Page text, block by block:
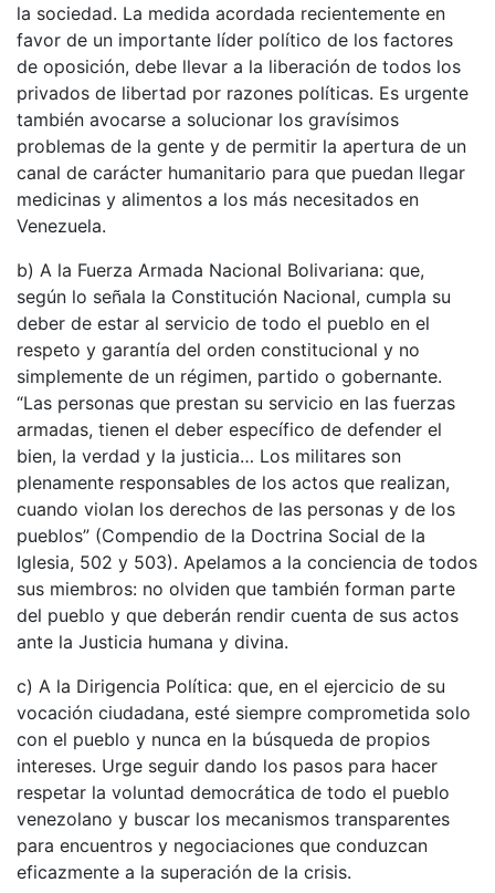
la sociedad. La medida acordada recientemente en
favor de un importante líder político de los factores
de oposición, debe llevar a la liberación de todos los
privados de libertad por razones políticas. Es urgente
también avocarse a solucionar los gravísimos
problemas de la gente y de permitir la apertura de un
canal de carácter humanitario para que puedan llegar
medicinas y alimentos a los más necesitados en
Venezuela.
b) A la Fuerza Armada Nacional Bolivariana: que,
según lo señala la Constitución Nacional, cumpla su
deber de estar al servicio de todo el pueblo en el
respeto y garantía del orden constitucional y no
simplemente de un régimen, partido o gobernante.
“Las personas que prestan su servicio en las fuerzas
armadas, tienen el deber específico de defender el
bien, la verdad y la justicia… Los militares son
plenamente responsables de los actos que realizan,
cuando violan los derechos de las personas y de los
pueblos” (Compendio de la Doctrina Social de la
Iglesia, 502 y 503). Apelamos a la conciencia de todos
sus miembros: no olviden que también forman parte
del pueblo y que deberán rendir cuenta de sus actos
ante la Justicia humana y divina.
c) A la Dirigencia Política: que, en el ejercicio de su
vocación ciudadana, esté siempre comprometida solo
con el pueblo y nunca en la búsqueda de propios
intereses. Urge seguir dando los pasos para hacer
respetar la voluntad democrática de todo el pueblo
venezolano y buscar los mecanismos transparentes
para encuentros y negociaciones que conduzcan
eficazmente a la superación de la crisis.